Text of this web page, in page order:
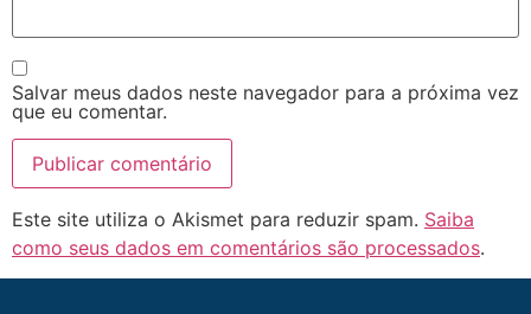
Salvar meus dados neste navegador para a próxima vez
que eu comentar.
Este site utiliza o Akismet para reduzir spam. Saiba
como seus dados em comentários são processados.